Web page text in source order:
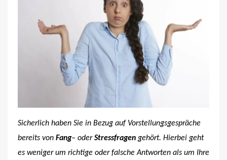
Sicherlich haben Sie in Bezug auf Vorstellungsgespräche
bereits von Fang– oderStressfragen gehört. Hierbei geht
es weniger um richtige oder falsche Antworten als um Ihre